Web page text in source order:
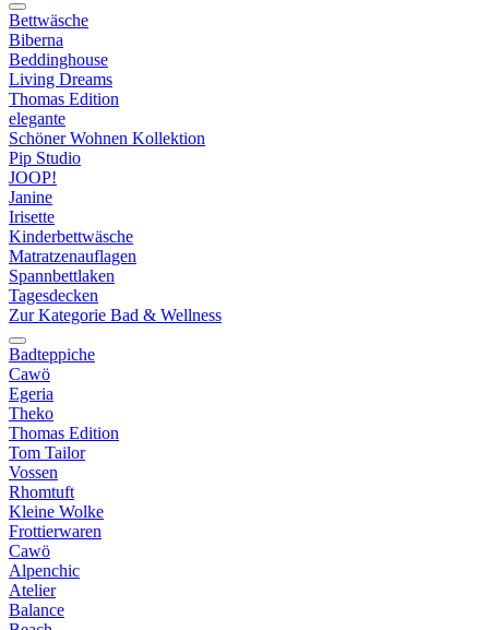
Bettwäsche
Biberna
Beddinghouse
Living Dreams
Thomas Edition
elegante
Schöner Wohnen Kollektion
Pip Studio
JOOP!
Janine
Irisette
Kinderbettwäsche
Matratzenauflagen
Spannbettlaken
Tagesdecken
Zur Kategorie Bad & Wellness
Badteppiche
Cawö
Egeria
Theko
Thomas Edition
Tom Tailor
Vossen
Rhomtuft
Kleine Wolke
Frottierwaren
Cawö
Alpenchic
Atelier
Balance